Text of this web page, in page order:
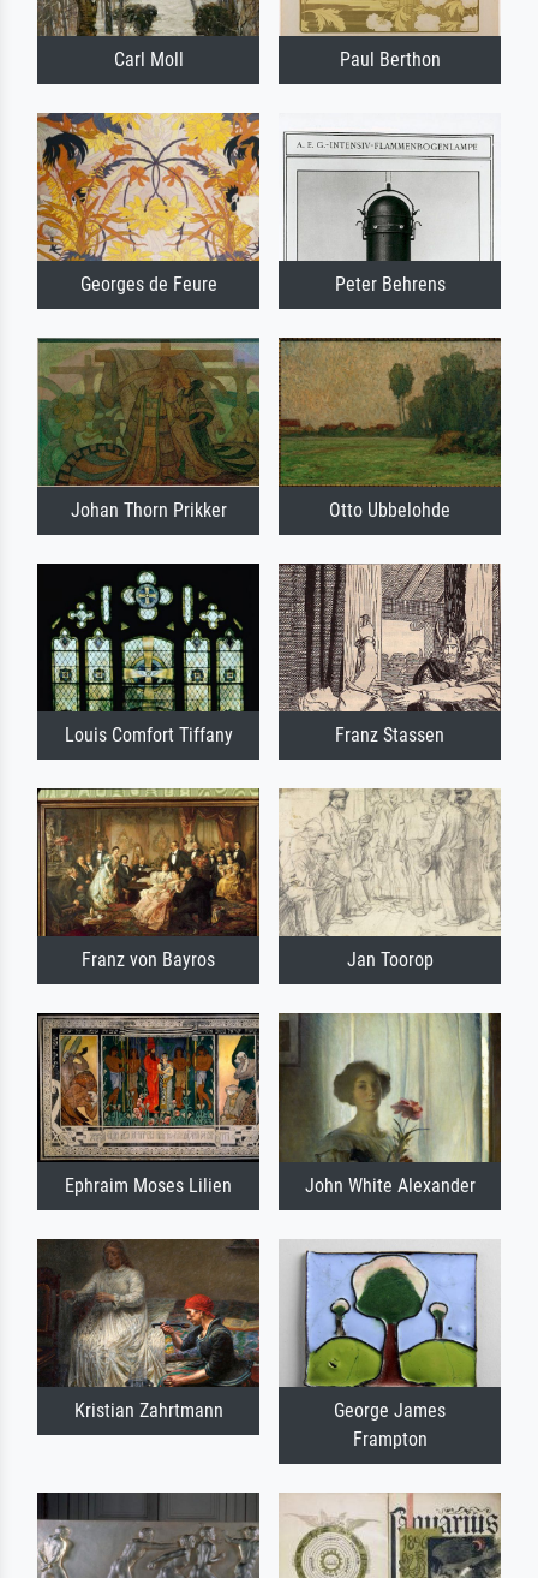
Carl Moll Paul Berthon
Georges de Feure Peter Behrens
Johan Thorn Prikker Otto Ubbelohde
Louis Comfort Tiffany Franz Stassen
Franz von Bayros Jan Toorop
Ephraim Moses Lilien John White Alexander
Kristian Zahrtmann
George James
Frampton